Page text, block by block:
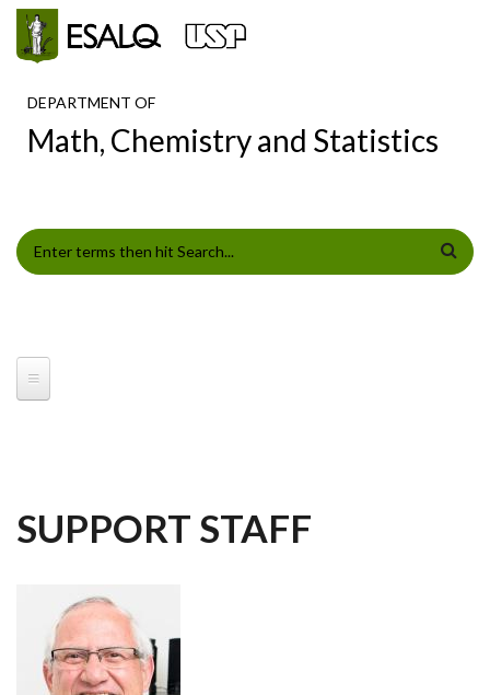
Skip to main content
DEPARTMENT OF
Math, Chemistry and Statistics
SEARCH FORM
SUPPORT STAFF